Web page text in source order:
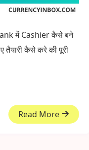
में Cashier कैसे बने
कैसे करे की पूरी
Read More